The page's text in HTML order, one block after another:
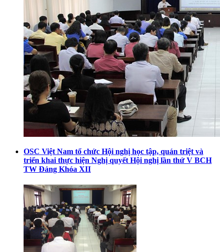
OSC Việt Nam tổ chức Hội nghị học tập, quán triệt và
triển khai thực hiện Nghị quyết Hội nghị lần thứ V BCH
TW Đảng Khóa XII